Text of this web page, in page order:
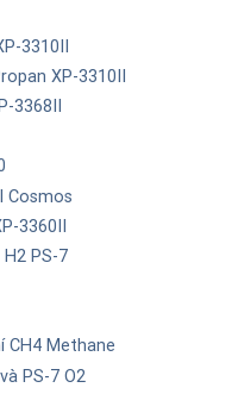
3310II
XP-3310II
3368II
Cosmos
3360II
PS-7
CH4 Methane
PS-7 O2